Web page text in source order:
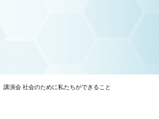
演会 社会のために私たちができること